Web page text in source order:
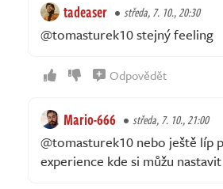
tadeaser středa, 7. 10., 20:30
@tomasturek10 stejný feeling
Odpovědět
Mario-666 středa, 7. 10., 21:00
@tomasturek10 nebo ještě líp
experience kde si můžu